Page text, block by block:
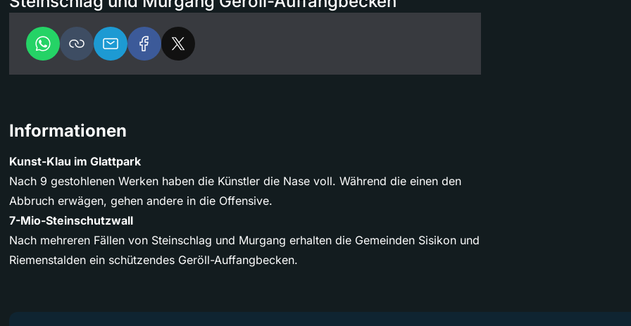
Informationen
Kunst-Klau im Glattpark
Nach 9 gestohlenen Werken haben die Künstler die Nase voll. Während die einen den
Abbruch erwägen, gehen andere in die Offensive.
7-Mio-Steinschutzwall
Nach mehreren Fällen von Steinschlag und Murgang erhalten die Gemeinden Sisikon und
Riemenstalden ein schützendes Geröll-Auffangbecken.